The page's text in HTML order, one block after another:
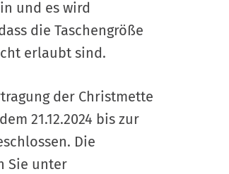
und es wird
die Taschengröße
erlaubt sind.
der Christmette
21.12.2024 bis zur
Die
Sie unter